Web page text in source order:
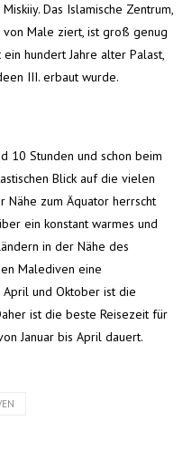
Das Islamische Zentrum,
Male ziert, ist groß genug
hundert Jahre alter Palast,
III. erbaut wurde.
10 Stunden und schon beim
Blick auf die vielen
Nähe zum Äquator herrscht
ein konstant warmes und
in der Nähe des
Malediven eine
April und Oktober ist die
ist die beste Reisezeit für
Januar bis April dauert.